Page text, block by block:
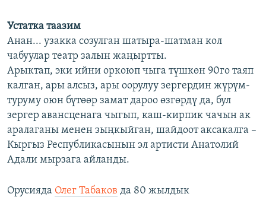
Устатка таазим
Анан... узакка созулган шатыра-шатман кол
чабуулар театр залын жаңыртты.
Арыктап, эки ийни оркоюп чыга түшкөн 90го таяп
калган, ары алсыз, ары оорулуу зергердин жүрүм-
туруму оюн бүтөөр замат дароо өзгөрдү да, бул
зергер авансценага чыгып, каш-кирпик чачын ак
аралаганы менен зыңкыйган, шайдоот аксакалга –
Кыргыз Республикасынын эл артисти Анатолий
Адали мырзага айланды.
Орусияда Олег Табаков да 80 жылдык